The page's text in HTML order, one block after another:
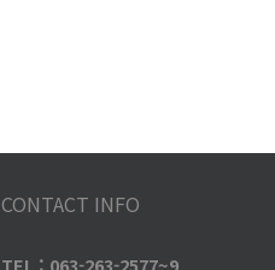
CONTACT INFO
TEL : 063-263-2577~9